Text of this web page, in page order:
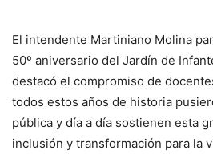
El intendente Martiniano Molina
50º aniversario del Jardín de
destacó el compromiso de
todos estos años de historia
pública y día a día sostienen esta
inclusión y transformación para la